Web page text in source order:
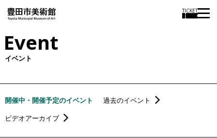
TICKET
Event
イベント
開催中・開催予定のイベント
過去のイベント
ビデオアーカイブ